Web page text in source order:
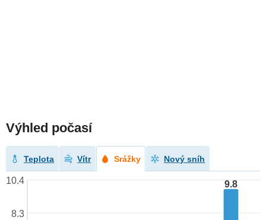
Výhled počasí
Teplota Vítr Srážky Nový sníh
9.8
10.4
8.3